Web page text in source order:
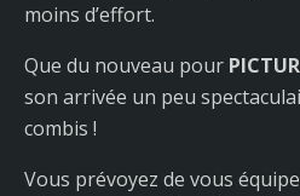
moins d’effort.
Que du nouveau pour
son arrivée un peu
combis !
Vous prévoyez de vous